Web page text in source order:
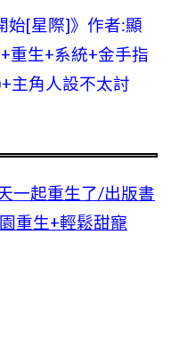
始[星際]》作者:顯
重生+系統+金手指
主角人設不太討
一起重生了/出版書
重生+輕鬆甜寵